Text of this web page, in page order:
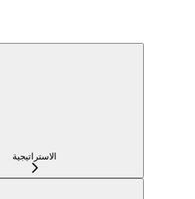
الاستراتيجية